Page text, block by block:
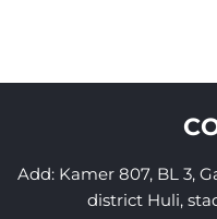
Add: Kamer 807, BL 3,
district Huli,